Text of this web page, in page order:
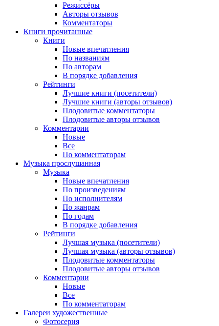
Режиссёры
Авторы отзывов
Комментаторы
Книги прочитанные
Книги
Новые впечатления
По названиям
По авторам
В порядке добавления
Рейтинги
Лучшие книги (посетители)
Лучшие книги (авторы отзывов)
Плодовитые комментаторы
Плодовитые авторы отзывов
Комментарии
Новые
Все
По комментаторам
Музыка прослушанная
Музыка
Новые впечатления
По произведениям
По исполнителям
По жанрам
По годам
В порядке добавления
Рейтинги
Лучшая музыка (посетители)
Лучшая музыка (авторы отзывов)
Плодовитые комментаторы
Плодовитые авторы отзывов
Комментарии
Новые
Все
По комментаторам
Галереи художественные
Фотосерия